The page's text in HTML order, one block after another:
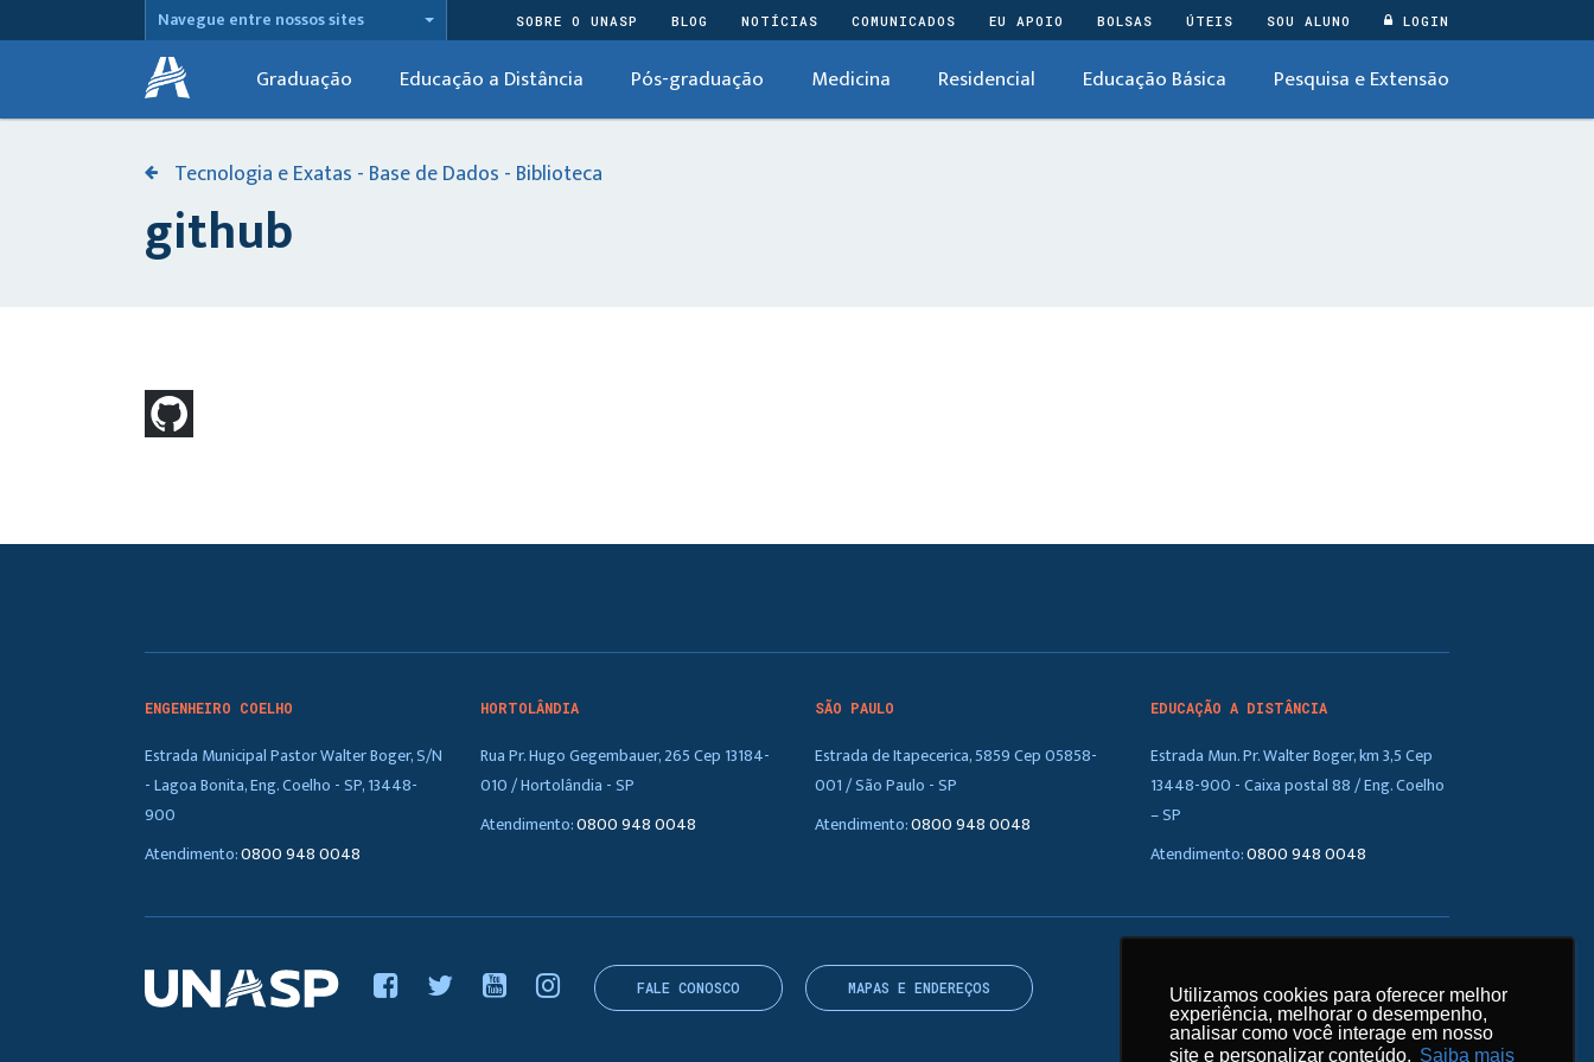
Utilizamos cookies para oferecer melhor
experiência, melhorar o desempenho,
analisar como você interage em nosso
site e personalizar conteúdo. Saiba mais
Utilizamos cookies para oferecer melhor
experiência, melhorar o desempenho,
analisar como você interage em nosso
site e personalizar conteúdo. Saiba mais
Navegue entre nossos sites SOBRE O UNASP BLOG NOTÍCIAS COMUNICADOS EU APOIO BOLSAS ÚTEIS SOU ALUNO LOGIN
Graduação Educação a Distância Pós-graduação Medicina Residencial Educação Básica Pesquisa e Extensão
Tecnologia e Exatas - Base de Dados - Biblioteca
github
ENGENHEIRO COELHO
Estrada Municipal Pastor Walter Boger, S/N
- Lagoa Bonita, Eng. Coelho - SP, 13448-
900
Atendimento:0800 948 0048
HORTOLÂNDIA
Rua Pr. Hugo Gegembauer, 265 Cep 13184-
010 / Hortolândia - SP
Atendimento:0800 948 0048
SÃO PAULO
Estrada de Itapecerica, 5859 Cep 05858-
001 / São Paulo - SP
Atendimento:0800 948 0048
EDUCAÇÃO A DISTÂNCIA
Estrada Mun. Pr. Walter Boger, km 3,5 Cep
13448-900 - Caixa postal 88 / Eng. Coelho
– SP
Atendimento:0800 948 0048
FALE CONOSCO MAPAS E ENDEREÇOS